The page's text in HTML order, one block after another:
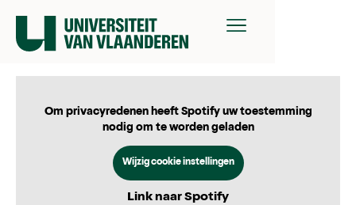
Om privacyredenen heeft Spotify uw toestemming
nodig om te worden geladen
Wijzig cookie instellingen
Link naar Spotify